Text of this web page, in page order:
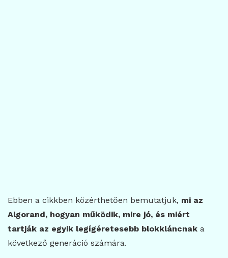
Ebben a cikkben közérthetően bemutatjuk, mi az
Algorand, hogyan működik, mire jó, és miért
tartják az egyik legígéretesebb blokkláncnak a
következő generáció számára.